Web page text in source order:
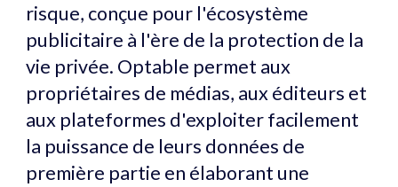
risque, conçue pour l'écosystème
publicitaire à l'ère de la protection de la
vie privée. Optable permet aux
propriétaires de médias, aux éditeurs et
aux plateformes d'exploiter facilement
la puissance de leurs données de
première partie en élaborant une